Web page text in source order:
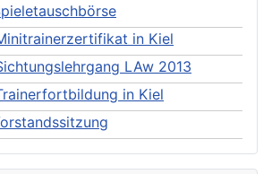
in Kiel
LAw 2013
in Kiel